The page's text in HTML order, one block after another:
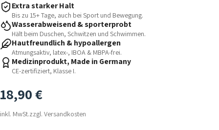
Extra starker Halt
Bis zu 15+ Tage, auch bei Sport und Bewegung.
Wasserabweisend & sporterprobt
Hält beim Duschen, Schwitzen und Schwimmen.
Hautfreundlich & hypoallergen
Atmungsaktiv, latex-, IBOA & MBPA-frei.
Medizinprodukt, Made in Germany
CE-zertifiziert, Klasse I.
18,90 €
inkl. MwSt.zzgl. Versandkosten